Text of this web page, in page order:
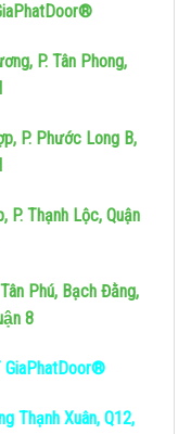
P. Tân Phong,
P. Phước Long B,
Thạnh Lộc, Quận
Phú, Bạch Đằng,
8
GiaPhatDoor®
Thạnh Xuân, Q12,